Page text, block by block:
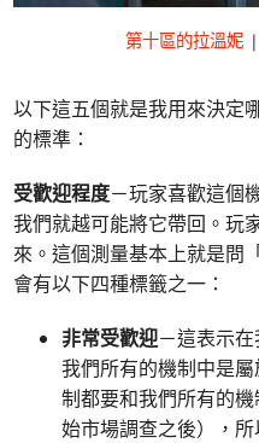
第十區的拉溫妮 |
以下這五個就是我用來決定
的標準：
受歡迎程度－玩家喜歡這個
我們就越可能將它帶回。玩
來。這個測量基本上就是問
會有以下四種標籤之一：
非常受歡迎－這表示
我們所有的機制中是
制都要和我們所有的
始市場調查之後），